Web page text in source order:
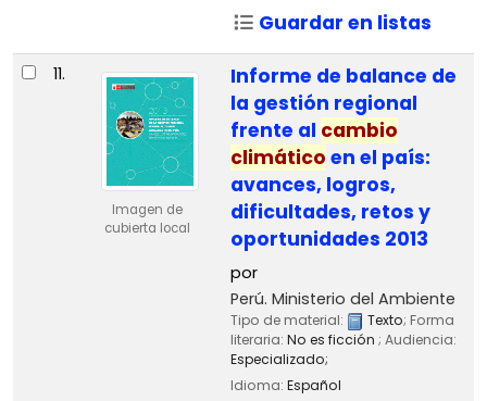
Guardar en listas
11.
Imagen de
cubierta local
Informe de balance de
la gestión regional
frente al cambio
climático en el país:
avances, logros,
dificultades, retos y
oportunidades 2013
por
Perú. Ministerio del Ambiente
Tipo de material: Texto; Forma
literaria: No es ficción ; Audiencia:
Especializado;
Idioma: Español